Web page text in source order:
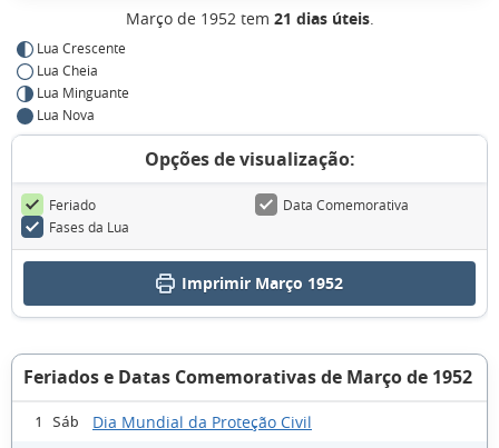
Março de 1952 tem 21 dias úteis.
Lua Crescente
Lua Cheia
Lua Minguante
Lua Nova
Opções de visualização:
Feriado
Data Comemorativa
Fases da Lua
Imprimir Março 1952
Feriados e Datas Comemorativas de Março de 1952
1 Sáb Dia Mundial da Proteção Civil